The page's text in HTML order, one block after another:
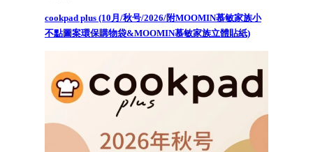
cookpad plus (10月/秋号/2026/附MOOMIN慕敏家族小
不點圖案環保購物袋&MOOMIN慕敏家族立體貼紙)